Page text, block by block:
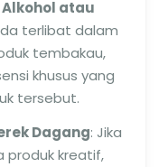
atau
terlibat dalam
tembakau,
khusus yang
tersebut.
Dagang: Jika
produk kreatif,